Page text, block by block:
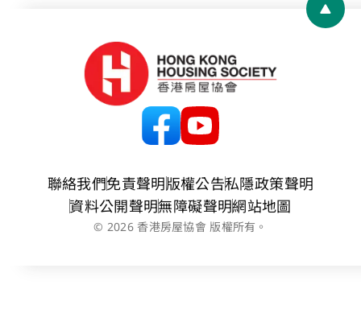
聯絡我們免責聲明版權公告私隱政策聲明
資料公開聲明無障礙聲明網站地圖
© 2026 香港房屋協會 版權所有。